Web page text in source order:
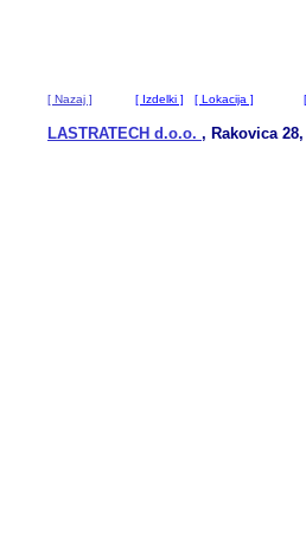
[ Nazaj ] [ Izdelki ] [ Lokacija ]
LASTRATECH d.o.o. , Rakovica